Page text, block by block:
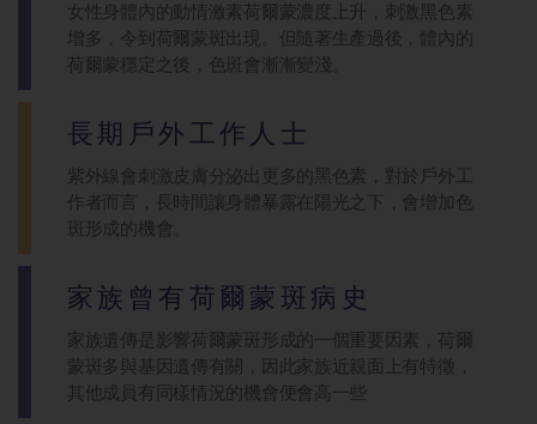
女性身體內的動情激素荷爾蒙濃度上升，刺激黑色素
增多，令到荷爾蒙斑出現。但隨著生產過後，體內的
荷爾蒙穩定之後，色斑會漸漸變淺。
長期戶外工作人士
紫外線會刺激皮膚分泌出更多的黑色素，對於戶外工
作者而言，長時間讓身體暴露在陽光之下，會增加色
斑形成的機會。
家族曾有荷爾蒙斑病史
家族遺傳是影響荷爾蒙斑形成的一個重要因素，荷爾
蒙斑多與基因遺傳有關，因此家族近親面上有特徵，
其他成員有同樣情況的機會便會高一些